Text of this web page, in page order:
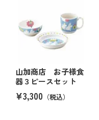
山加商店 お子様食
器３ピースセット
¥3,300 （税込）